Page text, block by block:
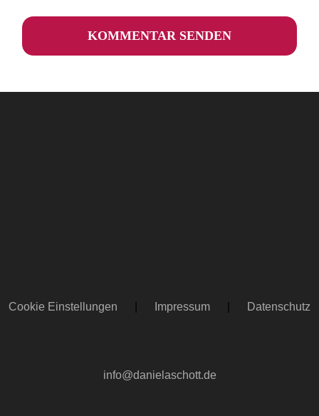
Cookie Einstellungen Impressum Datenschutz
info@danielaschott.de